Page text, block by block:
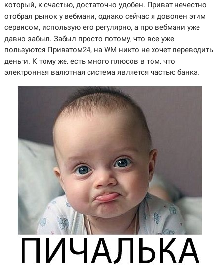
который, к счастью, достаточно удобен. Приват нечестно
отобрал рынок у вебмани, однако сейчас я доволен этим
сервисом, использую его регулярно, а про вебмани уже
давно забыл. Забыл просто потому, что все уже
пользуются Приватом24, на WM никто не хочет переводить
деньги. К тому же, есть много плюсов в том, что
электронная валютная система является частью банка.